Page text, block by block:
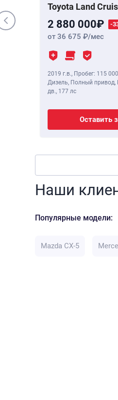
Toyota Land
2 880 000 -
от 36 675 /мес
2019 г.в., Пробег: 115
Дизель, Полный привод,
дв., 177 лс
Оставить
Наши
Популярные модели:
Mazda CX-5